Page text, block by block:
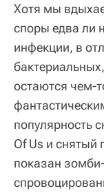
Хотя мы
споры едва ли
инфекции, в
остаются чем-
популярность
Of Us и снятый
показан